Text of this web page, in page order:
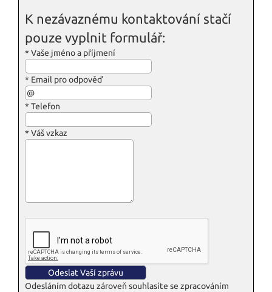
K nezávaznému kontaktování stačí
pouze vyplnit formulář:
* Vaše jméno a příjmení
* Email pro odpověď
* Telefon
* Váš vzkaz
Odesláním dotazu zároveň souhlasíte se zpracováním